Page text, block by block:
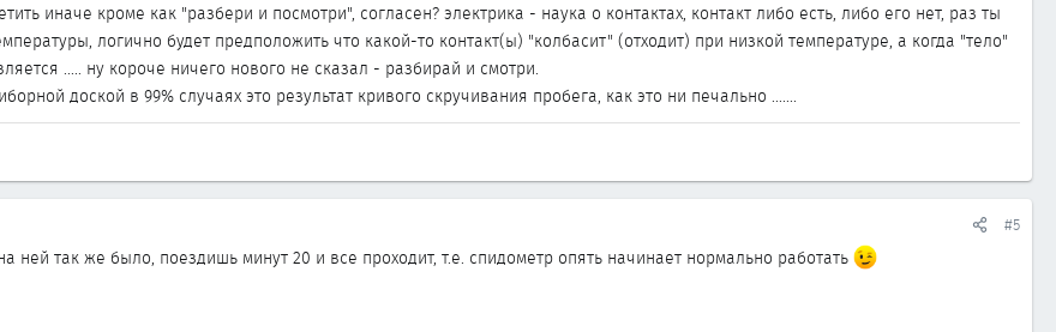
иначе кроме как "разбери и посмотри", согласен? электрика - наука о контактах, контакт либо есть, либо его нет, раз ты
логично будет предположить что какой-то контакт(ы) "колбасит" (отходит) при низкой температуре, а когда "тело"
..... ну короче ничего нового не сказал - разбирай и смотри.
доской в 99% случаях это результат кривого скручивания пробега, как это ни печально .......
#5
ней так же было, поездишь минут 20 и все проходит, т.е. спидометр опять начинает нормально работать